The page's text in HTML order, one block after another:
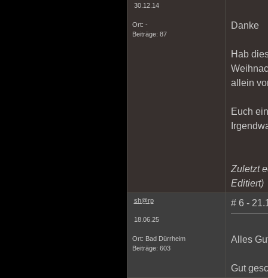
30.12.14
Ort: -
Beiträge: 87
Danke
Hab
allein
Euch
Zuletzt
Editiert)
sh@rp
18.06.25
Ort: Bad Dürrheim
Beiträge: 603
# 6 -
Alles
Gut